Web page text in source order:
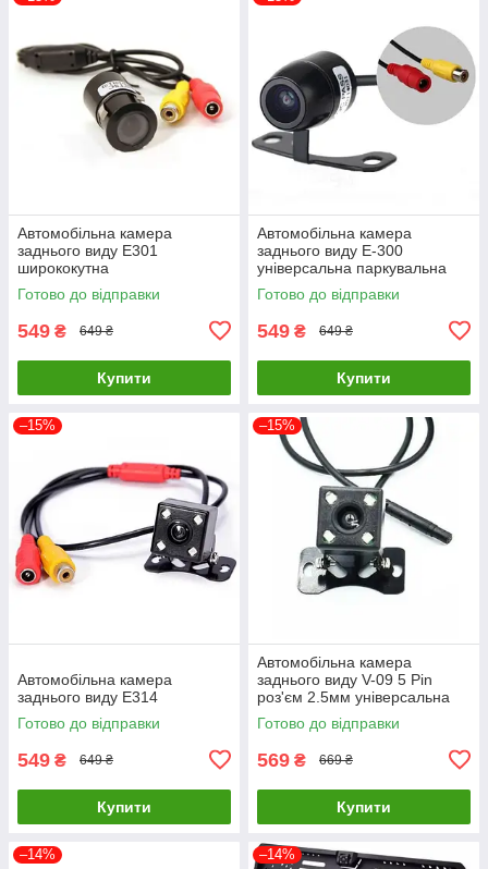
Автомобільна камера
заднього виду E301
ширококутна
Готово до відправки
549 ₴ 649 ₴
Купити
Автомобільна камера
заднього виду E-300
універсальна паркувальна
Готово до відправки
549 ₴ 649 ₴
Купити
–15%
Автомобільна камера
заднього виду E314
Готово до відправки
549 ₴ 649 ₴
Купити
–15%
Автомобільна камера
заднього виду V-09 5 Pin
роз'єм 2.5мм універсальна
Готово до відправки
569 ₴ 669 ₴
Купити
–14% –14%